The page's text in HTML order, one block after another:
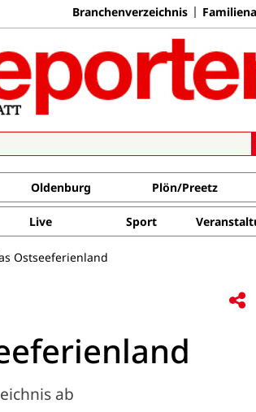
Branchenverzeichnis
Oldenburg Plön/Preetz
Live Sport
Ostseeferienland
ab